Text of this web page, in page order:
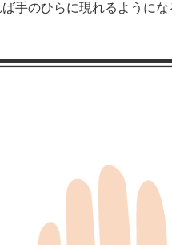
ば手のひらに現れるように